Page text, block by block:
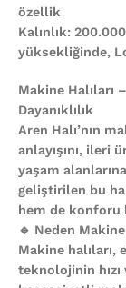
özellik
Kalınlık:
yüksekliğinde,
Makine Halıları
Dayanıklılık
Aren Halı’nın
anlayışını, ileri
yaşam
geliştirilen bu
hem de konforu
🔹 Neden Makine
Makine halıları,
teknolojinin